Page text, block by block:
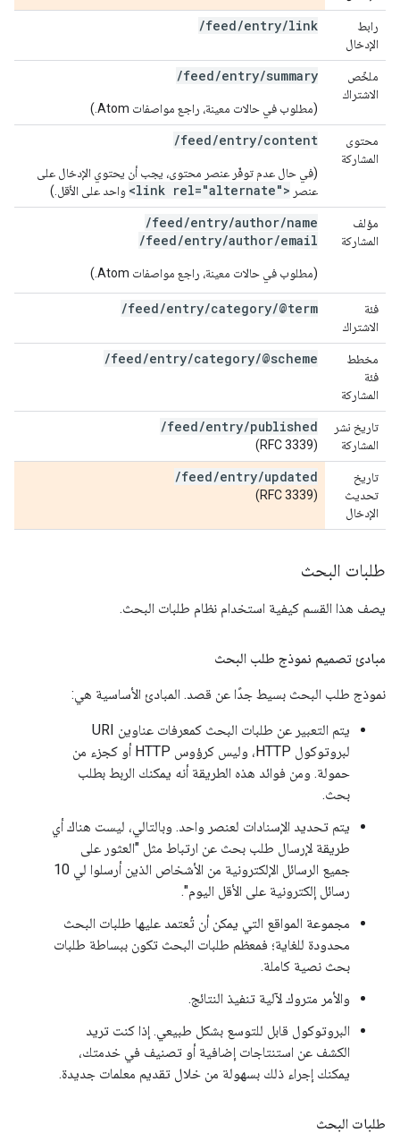
رابط
الإدخال
/feed/entry/link
ملخّص
الاشتراك
/feed/entry/summary
(مطلوب في حالات معينة، راجع مواصفات Atom.)
محتوى
المشاركة
/feed/entry/content
(في حال عدم توفّر عنصر محتوى، يجب أن يحتوي الإدخال على
عنصر <link rel="alternate"> واحد على الأقل.)
مؤلف
المشاركة
/feed/entry/author/name
/feed/entry/author/email
(مطلوب في حالات معينة، راجع مواصفات Atom.)
فئة
الاشتراك
/feed/entry/category/@term
مخطط
فئة
المشاركة
/feed/entry/category/@scheme
تاريخ نشر
المشاركة
/feed/entry/published
(RFC 3339)
تاريخ
تحديث
الإدخال
/feed/entry/updated
(RFC 3339)
طلبات البحث
يصف هذا القسم كيفية استخدام نظام طلبات البحث.
مبادئ تصميم نموذج طلب البحث
نموذج طلب البحث بسيط جدًا عن قصد. المبادئ الأساسية هي:
يتم التعبير عن طلبات البحث كمعرفات عناوين URI
لبروتوكول HTTP، وليس كرؤوس HTTP أو كجزء من
حمولة. ومن فوائد هذه الطريقة أنه يمكنك الربط بطلب
بحث.
يتم تحديد الإسنادات لعنصر واحد. وبالتالي، ليست هناك أي
طريقة لإرسال طلب بحث عن ارتباط مثل "العثور على
جميع الرسائل الإلكترونية من الأشخاص الذين أرسلوا لي 10
رسائل إلكترونية على الأقل اليوم".
مجموعة المواقع التي يمكن أن تُعتمد عليها طلبات البحث
محدودة للغاية؛ فمعظم طلبات البحث تكون ببساطة طلبات
بحث نصية كاملة.
والأمر متروك لآلية تنفيذ النتائج.
البروتوكول قابل للتوسع بشكل طبيعي. إذا كنت تريد
الكشف عن استنتاجات إضافية أو تصنيف في خدمتك،
يمكنك إجراء ذلك بسهولة من خلال تقديم معلمات جديدة.
طلبات البحث